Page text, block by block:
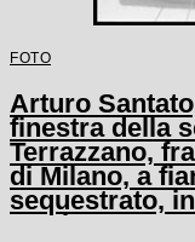
FOTO
Arturo
finestra della
Terrazzano,
di Milano, a
sequestrato,
un'altra